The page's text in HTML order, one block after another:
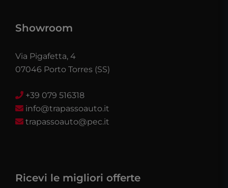
Showroom
Via Pigafetta, 4
07046 Porto Torres (SS)
+39 079 516318
info@trapassoauto.it
trapassoauto@pec.it
Ricevi le migliori offerte